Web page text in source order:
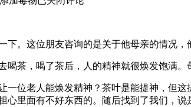
。这位朋友咨询的是关于他母亲的情况
茶，喝了茶后，人的精神就很焕发饱满
一位老人能焕发精神？茶叶是能提神，但
里面有不好东西的。随后找到了我们，说